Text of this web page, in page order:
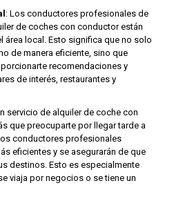
: Los conductores profesionales de
de coches con conductor están
área local. Esto significa que no solo
de manera eficiente, sino que
recomendaciones y
de interés, restaurantes y
servicio de alquiler de coche con
que preocuparte por llegar tarde a
conductores profesionales
eficientes y se asegurarán de que
destinos. Esto es especialmente
viaja por negocios o se tiene un